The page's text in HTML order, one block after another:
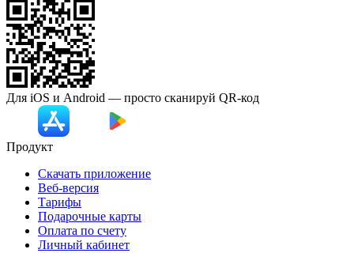
Для iOS и Android — просто сканируй QR-код
Продукт
Скачать приложение
Веб-версия
Тарифы
Подарочные карты
Оплата по счету
Личный кабинет